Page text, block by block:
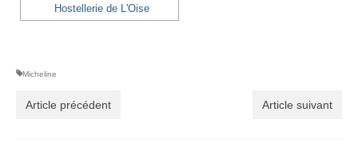
Hostellerie de L'Oise
Micheline
Article précédent Article suivant